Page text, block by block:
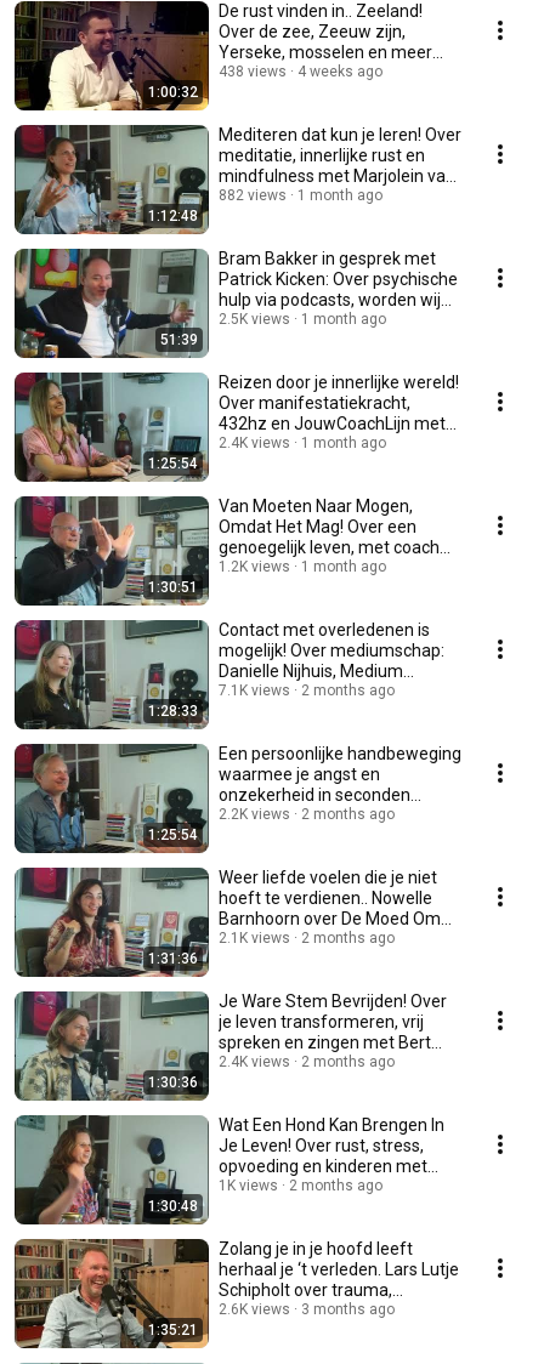
1:00:32
De rust vinden in.. Zeeland!
Over de zee, Zeeuw zijn,
Yerseke, mosselen en meer
met Lennert Steketee
438 views 4 weeks ago
1:12:48
Mediteren dat kun je leren! Over
meditatie, innerlijke rust en
mindfulness met Marjolein van
der Aar
882 views 1 month ago
51:39
Bram Bakker in gesprek met
Patrick Kicken: Over psychische
hulp via podcasts, worden wij
gelukkiger?
2.5K views 1 month ago
1:25:54
Reizen door je innerlijke wereld!
Over manifestatiekracht,
432hz en JouwCoachLijn met
Denise de Jong
2.4K views 1 month ago
1:30:51
Van Moeten Naar Mogen,
Omdat Het Mag! Over een
genoegelijk leven, met coach
Ronald J.I. van den Berg
1.2K views 1 month ago
1:28:33
Contact met overledenen is
mogelijk! Over mediumschap:
Danielle Nijhuis, Medium
Tussen Twee Werelden
7.1K views 2 months ago
1:25:54
Een persoonlijke handbeweging
waarmee je angst en
onzekerheid in seconden
loslaat, met Rogier Gielen
2.2K views 2 months ago
1:31:36
Weer liefde voelen die je niet
hoeft te verdienen.. Nowelle
Barnhoorn over De Moed Om
Lief Te Hebben
2.1K views 2 months ago
1:30:36
Je Ware Stem Bevrijden! Over
je leven transformeren, vrij
spreken en zingen met Bert
van de Wetering
2.4K views 2 months ago
1:30:48
Wat Een Hond Kan Brengen In
Je Leven! Over rust, stress,
opvoeding en kinderen met
Maaike Blankenzee
1K views 2 months ago
1:35:21
Zolang je in je hoofd leeft
herhaal je ‘t verleden. Lars Lutje
Schipholt over trauma,
authenticiteit
2.6K views 3 months ago